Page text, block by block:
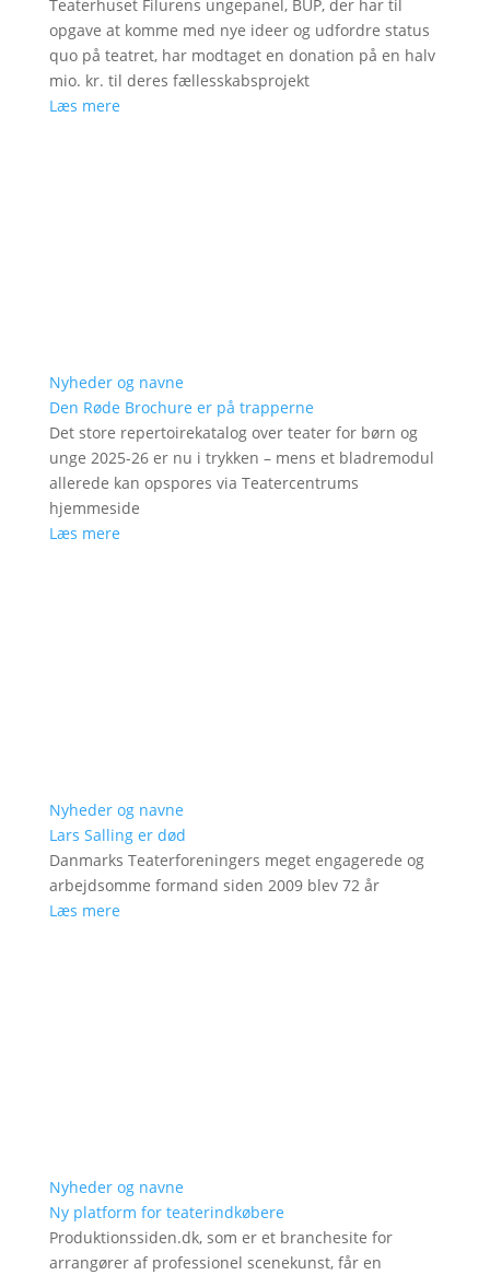
Teaterhuset Filurens ungepanel, BUP, der har til
opgave at komme med nye ideer og udfordre status
quo på teatret, har modtaget en donation på en halv
mio. kr. til deres fællesskabsprojekt
Læs mere
Nyheder og navne
Den Røde Brochure er på trapperne
Det store repertoirekatalog over teater for børn og
unge 2025-26 er nu i trykken – mens et bladremodul
allerede kan opspores via Teatercentrums
hjemmeside
Læs mere
Nyheder og navne
Lars Salling er død
Danmarks Teaterforeningers meget engagerede og
arbejdsomme formand siden 2009 blev 72 år
Læs mere
Nyheder og navne
Ny platform for teaterindkøbere
Produktionssiden.dk, som er et branchesite for
arrangører af professionel scenekunst, får en